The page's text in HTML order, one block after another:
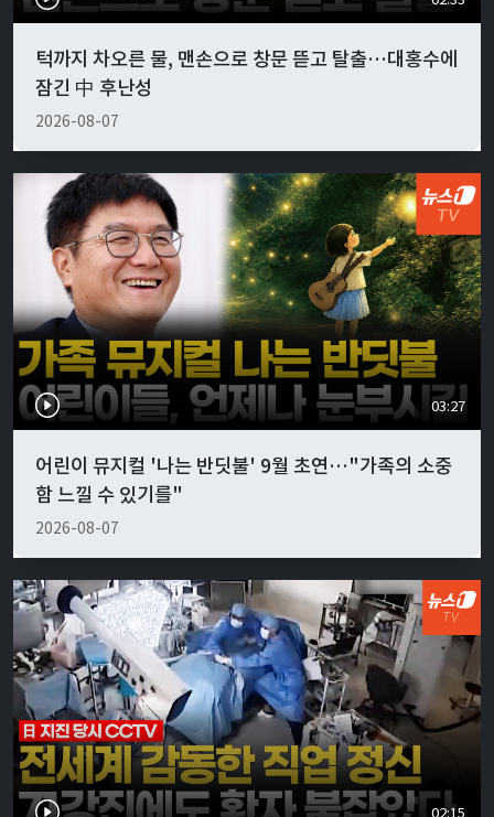
턱까지 차오른 물, 맨손으로 창문 뜯고 탈출…대홍수에
잠긴 中 후난성
2026-08-07
03:27
어린이 뮤지컬 '나는 반딧불' 9월 초연…"가족의 소중
함 느낄 수 있기를"
2026-08-07